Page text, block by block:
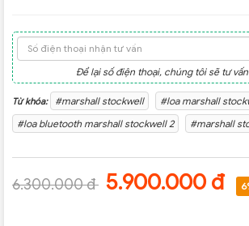
Để lại số điện thoại, chúng tôi sẽ tư
Từ khóa: #marshall stockwell
#loa marshall
#loa bluetooth marshall stockwell 2
#marshall
6.300.000 đ 5.900.000 đ